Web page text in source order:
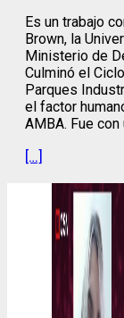
Es un trabajo
Brown, la
Ministerio de
Culminó el
Parques
el factor
AMBA. Fue
[…]